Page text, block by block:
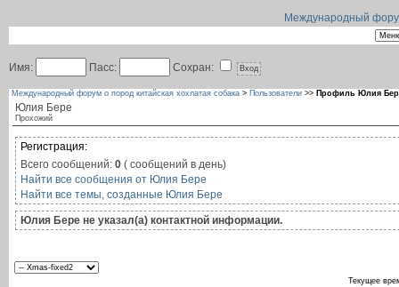
Международный
Имя: Пасс: Сохран:
Международный форум о пород китайская хохлатая собака > Пользователи >> Профиль Юлия
Юлия Бере
Прохожий
Регистрация:
Всего сообщений: 0 ( сообщений в день)
Найти все сообщения от Юлия Бере
Найти все темы, созданные Юлия Бере
Юлия Бере не указал(а) контактной информации.
Текущее